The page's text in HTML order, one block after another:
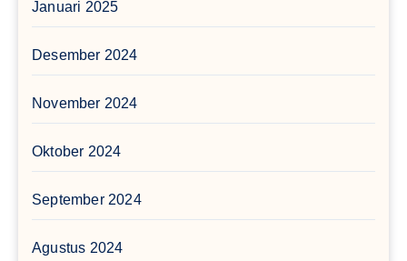
Januari 2025
Desember 2024
November 2024
Oktober 2024
September 2024
Agustus 2024